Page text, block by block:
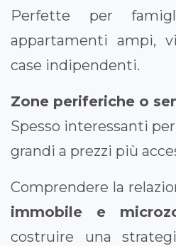
Perfette per
appartamenti ampi,
case indipendenti.
Zone periferiche o
Spesso interessanti
grandi a prezzi più
Comprendere la
immobile e
costruire una